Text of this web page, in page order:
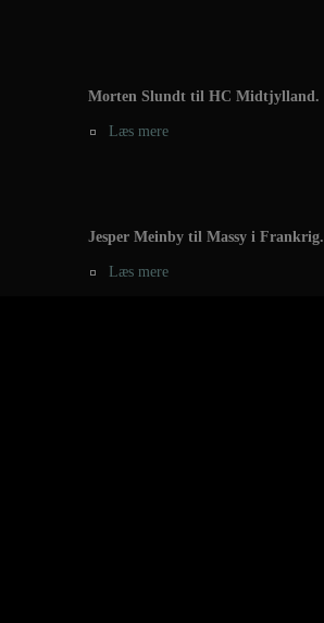
Morten Slundt til HC Midtjylland.
Læs mere
Jesper Meinby til Massy i Frankrig.
Læs mere